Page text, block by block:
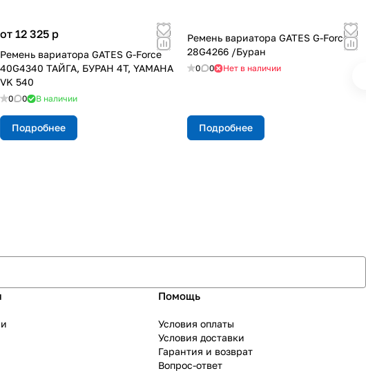
от 12 325 p
Ремень вариатора GATES G-Force
40G4340 ТАЙГА, БУРАН 4Т, YAMAHA
VK 540
0 0 В наличии
Подробнее
Ремень вариатора GATES G-Force
28G4266 /Буран
0 0 Нет в наличии
Подробнее
Помощь
Условия оплаты
Условия доставки
Гарантия и возврат
Вопрос-ответ